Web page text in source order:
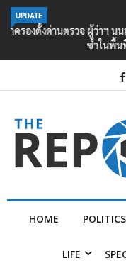
UPDATE
ผู้ว่าฯ นนทบุรี เตรียมยกระดั
HOME POLITICS
LIFE